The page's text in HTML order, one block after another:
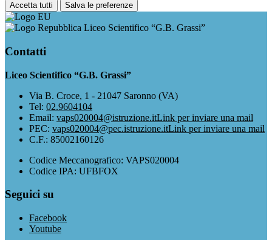
Accetta tutti Salva le preferenze
Liceo Scientifico “G.B. Grassi”
Contatti
Liceo Scientifico “G.B. Grassi”
Via B. Croce, 1 - 21047 Saronno (VA)
Tel: 02.9604104
Email: vaps020004@istruzione.itLink per inviare una mail
PEC: vaps020004@pec.istruzione.itLink per inviare una mail
C.F.: 85002160126
Codice Meccanografico: VAPS020004
Codice IPA: UFBFOX
Seguici su
Facebook
Youtube